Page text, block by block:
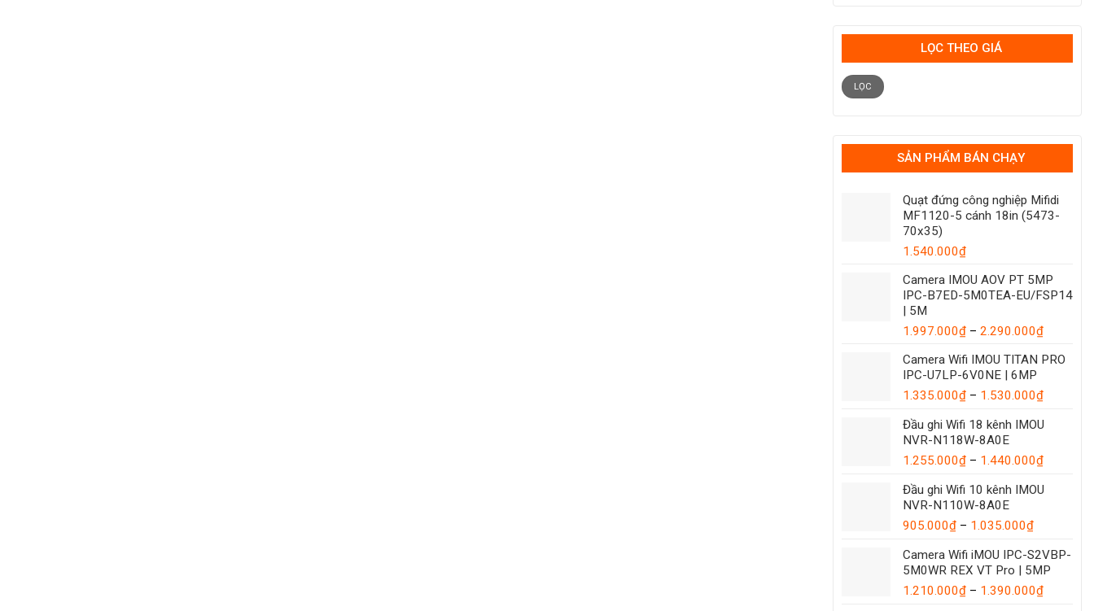
LỌC THEO GIÁ
Giá
tối
thiểu
Giá
tối
đa
LỌC
SẢN PHẨM BÁN CHẠY
Quạt đứng công nghiệp Mifidi
MF1120-5 cánh 18in (5473-
70x35)
1.540.000₫
Camera IMOU AOV PT 5MP
IPC-B7ED-5M0TEA-EU/FSP14
| 5M
1.997.000₫ – 2.290.000₫Khoảng
từ
đến
Camera Wifi IMOU TITAN PRO
IPC-U7LP-6V0NE | 6MP
1.335.000₫ – 1.530.000₫Khoảng
từ
đến
Đầu ghi Wifi 18 kênh IMOU
NVR-N118W-8A0E
1.255.000₫ – 1.440.000₫Khoảng
từ
Đầu ghi Wifi 10 kênh IMOU
NVR-N110W-8A0E
905.000₫ – 1.035.000₫Khoảng
từ
905.000₫
đến
Camera Wifi iMOU IPC-S2VBP-
5M0WR REX VT Pro | 5MP
1.210.000₫ – 1.390.000₫Khoảng